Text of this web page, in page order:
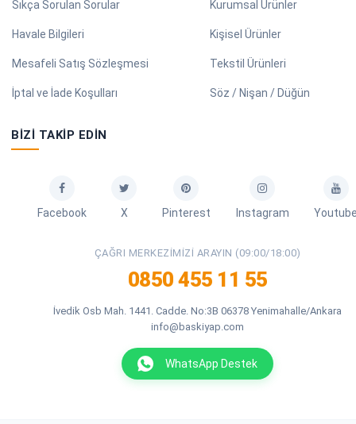
Sıkça Sorulan Sorular
Havale Bilgileri
Mesafeli Satış Sözleşmesi
İptal ve İade Koşulları
Kurumsal Ürünler
Kişisel Ürünler
Tekstil Ürünleri
Söz / Nişan / Düğün
BIZI TAKIP EDIN
Facebook X Pinterest Instagram
ÇAĞRI MERKEZIMIZI ARAYIN (09:00/18:00)
0850 455 11 55
İvedik Osb Mah. 1441. Cadde. No:3B 06378 Yenimahalle/Ankara
info@baskiyap.com
WhatsApp Destek